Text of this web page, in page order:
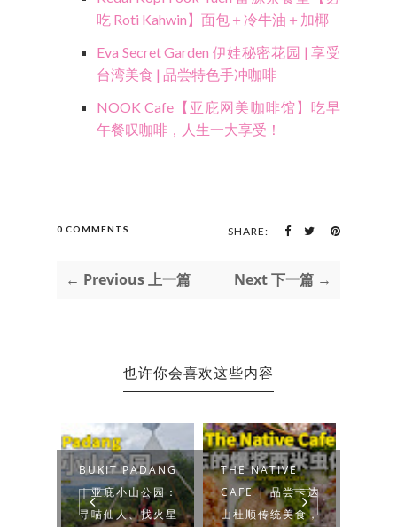
吃 Roti Kahwin】面包＋冷牛油＋加椰
Eva Secret Garden 伊娃秘密花园 | 享受
台湾美食 | 品尝特色手冲咖啡
NOOK Cafe【亚庇网美咖啡馆】吃早
午餐叹咖啡，人生一大享受！
0 COMMENTS SHARE:
← Previous 上一篇 Next 下一篇 →
也许你会喜欢这些内容
BUKIT PADANG
｜亚庇小山公园：
寻喵仙人、找火星
THE NATIVE
CAFE | 品尝卡达
山杜顺传统美食，